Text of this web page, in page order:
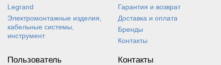
Legrand
Электромонтажные изделия,
кабельные системы,
инструмент
Гарантия и возврат
Доставка и оплата
Бренды
Контакты
Пользователь Контакты